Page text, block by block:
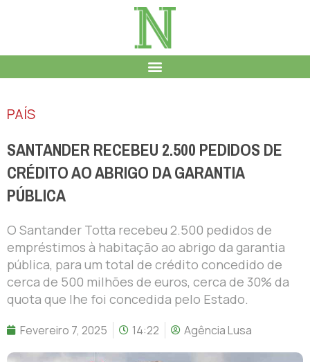
PAÍS
SANTANDER RECEBEU 2.500 PEDIDOS DE
CRÉDITO AO ABRIGO DA GARANTIA
PÚBLICA
O Santander Totta recebeu 2.500 pedidos de
empréstimos à habitação ao abrigo da garantia
pública, para um total de crédito concedido de
cerca de 500 milhões de euros, cerca de 30% da
quota que lhe foi concedida pelo Estado.
Fevereiro 7, 2025 14:22 Agência Lusa